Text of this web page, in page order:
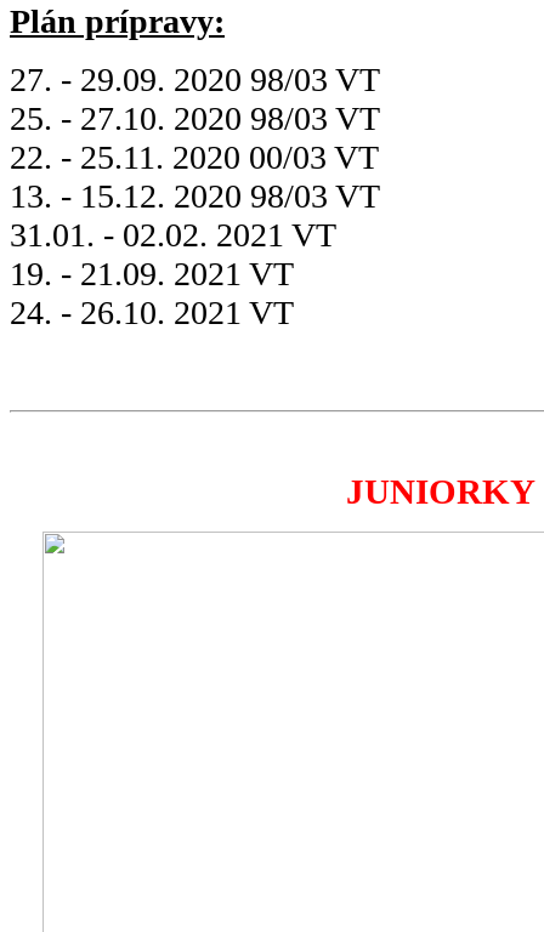
Plán prípravy:
27. - 29.09. 2020 98/03 VT
25. - 27.10. 2020 98/03 VT
22. - 25.11. 2020 00/03 VT
13. - 15.12. 2020 98/03 VT
31.01. - 02.02. 2021 VT
19. - 21.09. 2021 VT
24. - 26.10. 2021 VT
JUNIORKY